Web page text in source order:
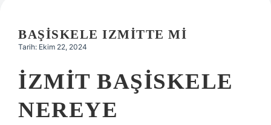
Hakkımızda
BAŞISKELE IZMITTE MI
Tarih: Ekim 22, 2024
İZMIT BAŞISKELE
NEREYE